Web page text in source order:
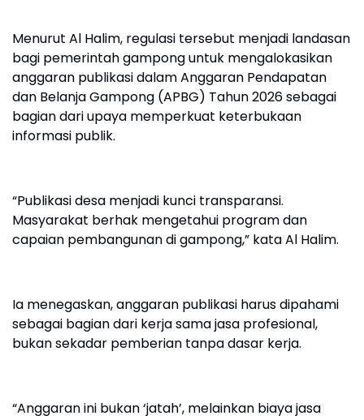
Menurut Al Halim, regulasi tersebut menjadi landasan
bagi pemerintah gampong untuk mengalokasikan
anggaran publikasi dalam Anggaran Pendapatan
dan Belanja Gampong (APBG) Tahun 2026 sebagai
bagian dari upaya memperkuat keterbukaan
informasi publik.
“Publikasi desa menjadi kunci transparansi.
Masyarakat berhak mengetahui program dan
capaian pembangunan di gampong,” kata Al Halim.
Ia menegaskan, anggaran publikasi harus dipahami
sebagai bagian dari kerja sama jasa profesional,
bukan sekadar pemberian tanpa dasar kerja.
“Anggaran ini bukan ‘jatah’, melainkan biaya jasa